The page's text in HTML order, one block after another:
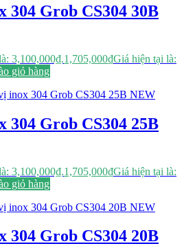
304 Grob CS304 30B
3,100,000₫.1,705,000₫Giá hiện tại là:
giỏ hàng
304 Grob CS304 25B
3,100,000₫.1,705,000₫Giá hiện tại là:
giỏ hàng
304 Grob CS304 20B